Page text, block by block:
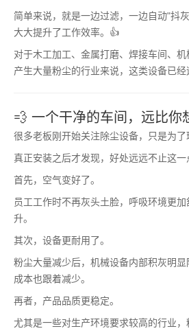
简单来说，就是一边过滤，一边自动"抖
大大提升了工作效率。👍
对于木工加工、金属打磨、焊接车间、
产生大量粉尘的行业来说，这类设备已经
💨 一个干净的车间，远比你
很多老板刚开始关注除尘设备，只是为了
真正安装之后才发现，好处远远不止这一
首先，空气变好了。
员工工作时不再灰头土脸，呼吸环境更
升。
其次，设备更耐用了。
粉尘大量减少后，机械设备内部积灰明
成本也跟着减少。
再者，产品品质更稳定。
尤其是一些对生产环境要求较高的行业